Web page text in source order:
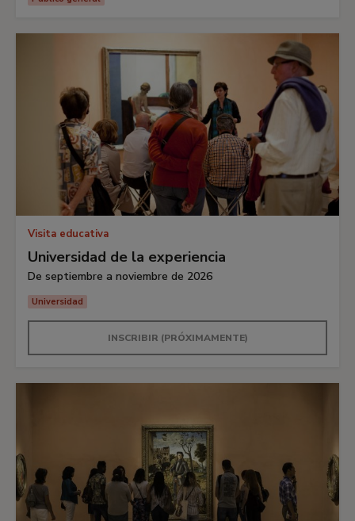
Visita educativa
Universidad de la experiencia
De septiembre a noviembre de 2026
Universidad
INSCRIBIR (PRÓXIMAMENTE)